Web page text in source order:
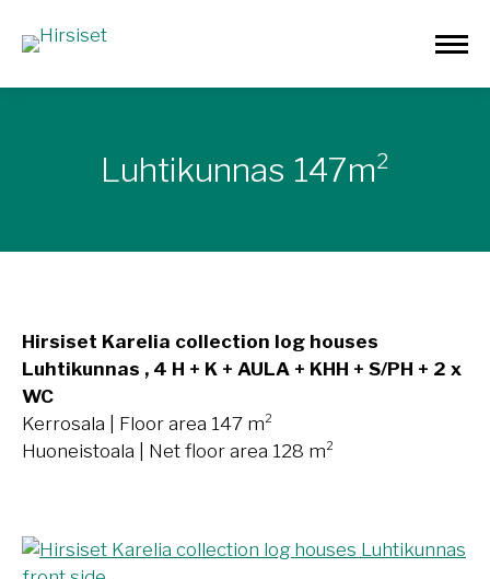
Luhtikunnas 147m²
Hirsiset Karelia collection log houses
Luhtikunnas , 4 H + K + AULA + KHH + S/PH + 2 x
WC
Kerrosala | Floor area 147 m²
Huoneistoala | Net floor area 128 m²